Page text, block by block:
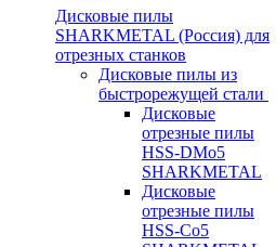
Дисковые пилы
SHARKMETAL (Россия) для
отрезных станков
Дисковые пилы из
быстрорежущей стали
Дисковые
отрезные пилы
HSS-DMo5
SHARKMETAL
Дисковые
отрезные пилы
HSS-Co5